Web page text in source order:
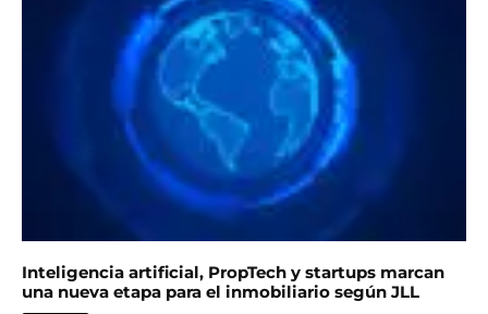
Inteligencia artificial, PropTech y startups marcan
una nueva etapa para el inmobiliario según JLL